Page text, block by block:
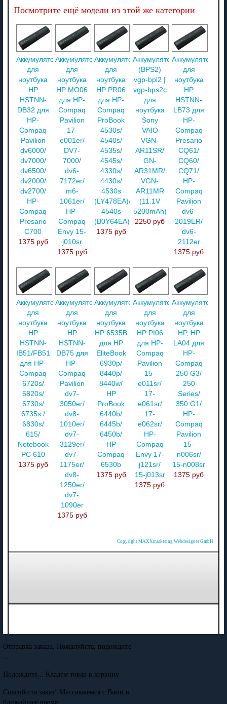
Посмотрите ещё модели из этой же категории
Аккумулятор
для
ноутбука
HP
HSTNN-
DB32 для
HP-
Compaq
Pavilion
dv6000/
dv7000/
dv6500/
dv2000/
dv2700/
HP-
Compaq
Presario
C700
1375 руб
Аккумулятор
для
ноутбука
HP MO06
для HP-
Compaq
Pavilion
17-
e001er/
DV7-
7000/
dv6-
7172er/
m6-
1061er/
HP-
Compaq
Envy 15-
j010sr
1375 руб
Аккумулятор
для
ноутбука
HP PR06
для HP-
Compaq
ProBook
4530s/
4540s/
4535s/
4545s/
4330s/
4430s/
4530s
(LY478EA)/
4540s
(B0Y64EA)
1375 руб
Аккумулятор
(BPS2)
vgp-bpl2 |
vgp-bps2c
для
ноутбука
Sony
VAIO
VGN-
AR11SR/
GN-
AR31MR/
VGN-
AR11MR
(11.1V
5200mAh)
2250 руб
Аккумулятор
для
ноутбука
HP
HSTNN-
LB73 для
HP-
Compaq
Presario
CQ61/
CQ60/
CQ71/
HP-
Compaq
Pavilion
dv6-
2019ER/
dv6-
2112er
1375 руб
Аккумулятор
для
ноутбука
HP
HSTNN-
IB51/FB51
для HP-
Compaq
6720s/
6820s/
6730s/
6735s /
6830s/
615/
Notebook
PC 610
1375 руб
Аккумулятор
для
ноутбука
HP
HSTNN-
DB75 для
HP-
Compaq
Pavilion
dv7-
3050er/
dv8-
1010er/
dv7-
3129er/
dv7-
1175er/
dv8-
1250er/
dv7-
1090er
1375 руб
Аккумулятор
для
ноутбука
HP 6535B
для HP
EliteBook
6930p/
8440p/
8440w/
HP
ProBook
6440b/
6445b/
6450b/
HP
Compaq
6530b
1375 руб
Аккумулятор
для
ноутбука
HP PI06
для HP-
Compaq
Pavilion
15-
e011sr/
17-
e061sr/
17-
e062sr/
HP-
Compaq
Envy 17-
j121sr/
15-j013sr
1375 руб
Аккумулятор
для
ноутбука
HP, HP
LA04 для
HP-
Compaq
250 G3/
250
Series/
350 G1/
HP-
Compaq
Pavilion
15-
n006sr/
15-n008sr
1375 руб
Copyright MAXXmarketing Webdesigner GmbH
Отправка заказа. Пожалуйста, подождите
Подождите... Кладем товар в корзину
Спасибо за заказ! Мы свяжемся с Вами в
ближайшее время